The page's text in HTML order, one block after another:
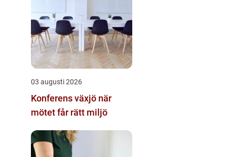
03 augusti 2026
Konferens växjö när
mötet får rätt miljö